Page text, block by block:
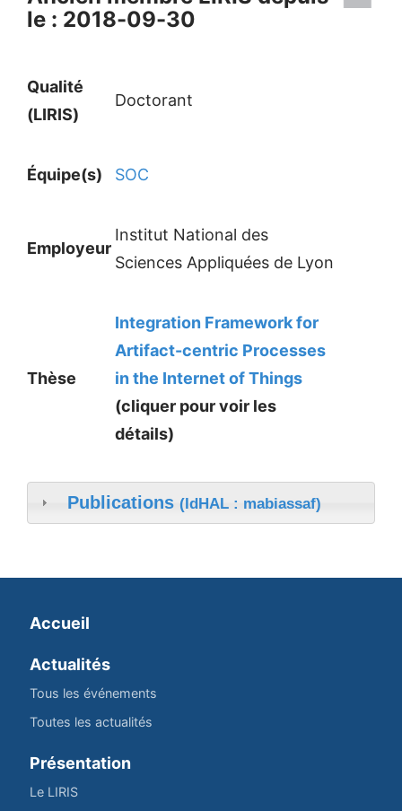
le : 2018-09-30
Qualité
(LIRIS)
Doctorant
Équipe(s) SOC
Employeur
Institut National des
Sciences Appliquées de Lyon
Thèse
Integration Framework for
Artifact-centric Processes
in the Internet of Things
(cliquer pour voir les
détails)
Publications (IdHAL : mabiassaf)
Accueil
Actualités
Tous les événements
Toutes les actualités
Présentation
Le LIRIS